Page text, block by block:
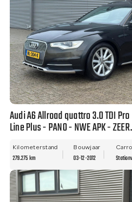
Audi A6 Allroad quattro 3.0 TDI Pro
Line Plus - PANO - NWE APK - ZEER
Kilometerstand
279.275 km
Bouwjaar
03-12-2012